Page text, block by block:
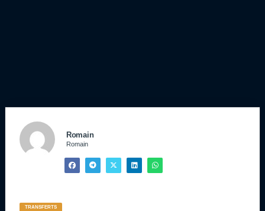
Romain
Romain
TRANSFERTS